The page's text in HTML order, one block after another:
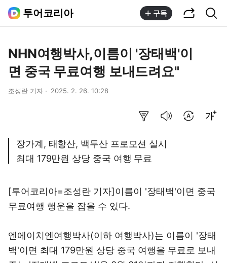
투어코리아 구독
NHN여행박사,이름이 '장태백'이
면 중국 무료여행 보내드려요"
조성란 기자 2025. 2. 26. 10:28
장가계, 태항산, 백두산 프로모션 실시
최대 179만원 상당 중국 여행 무료
[투어코리아=조성란 기자]이름이 '장태백'이면 중국
무료여행 행운을 잡을 수 있다.
엔에이치엔여행박사(이하 여행박사)는 이름이 '장태
백'이면 최대 179만원 상당 중국 여행을 무료로 보내